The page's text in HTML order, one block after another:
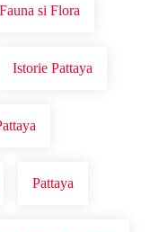
Fauna si Flora
Istorie Pattaya
Pattaya